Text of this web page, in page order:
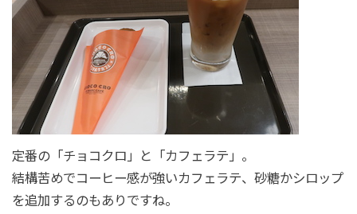
定番の「チョコクロ」と「カフェラテ」。
結構苦めでコーヒー感が強いカフェラテ、砂糖かシロップ
を追加するのもありですね。